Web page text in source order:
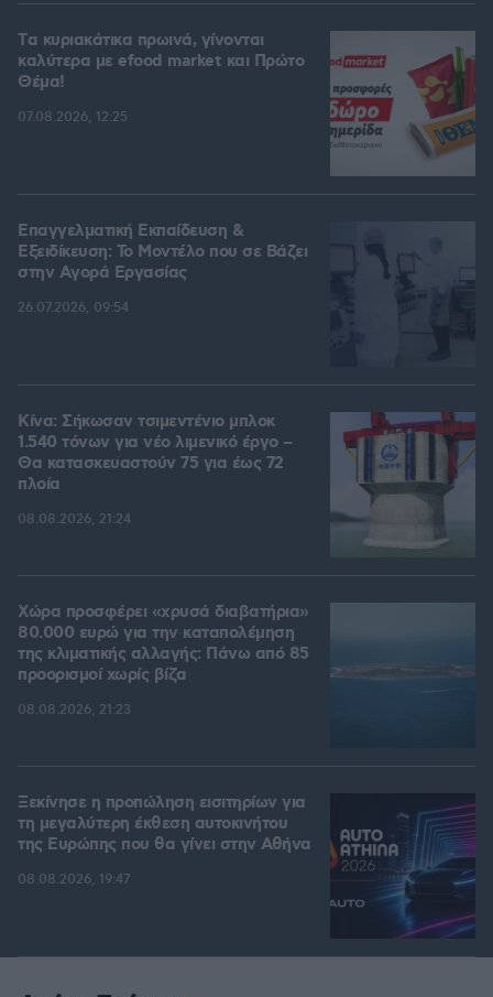
Tα κυριακάτικα πρωινά, γίνονται
καλύτερα με efood market και Πρώτο
Θέμα!
07.08.2026, 12:25
Επαγγελματική Εκπαίδευση &
Εξειδίκευση: Το Mοντέλο που σε Bάζει
στην Aγορά Eργασίας
26.07.2026, 09:54
Κίνα: Σήκωσαν τσιμεντένιο μπλοκ
1.540 τόνων για νέο λιμενικό έργο –
Θα κατασκευαστούν 75 για έως 72
πλοία
08.08.2026, 21:24
Χώρα προσφέρει «χρυσά διαβατήρια»
80.000 ευρώ για την καταπολέμηση
της κλιματικής αλλαγής: Πάνω από 85
προορισμοί χωρίς βίζα
08.08.2026, 21:23
Ξεκίνησε η προπώληση εισιτηρίων για
τη μεγαλύτερη έκθεση αυτοκινήτου
της Ευρώπης που θα γίνει στην Αθήνα
08.08.2026, 19:47